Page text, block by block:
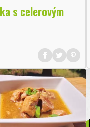
s celerovým